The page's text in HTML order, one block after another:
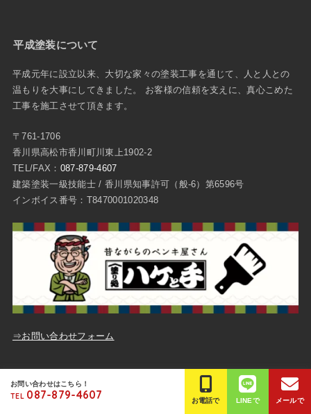
平成塗装について
平成元年に設立以来、大切な家々の塗装工事を通じて、人と人との
温もりを大事にしてきました。 お客様の信頼を支えに、真心こめた
工事を施工させて頂きます。
〒761-1706
香川県高松市香川町川東上1902-2
TEL/FAX： 087-879-4607
建築塗装一級技能士 / 香川県知事許可（般-6）第6596号
インボイス番号：T8470001020348
⇒お問い合わせフォーム
プライバシーポリシー
© Copyright高松市の外壁塗装は平成塗装.All Rights Reserved.
お問い合わせはこちら！
TEL 087-879-4607 お電話で LINEで メールで